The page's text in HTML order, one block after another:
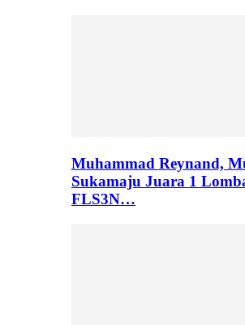
Muhammad Reynand,
Sukamaju Juara 1
FLS3N…